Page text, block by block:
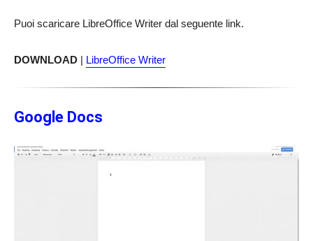
Puoi scaricare LibreOffice Writer dal seguente link.
DOWNLOAD | LibreOffice Writer
Google Docs